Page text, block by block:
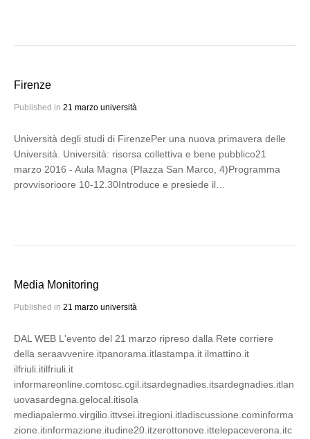
Firenze
Published in 21 marzo università
Università degli studi di FirenzePer una nuova primavera delle
Università. Università: risorsa collettiva e bene pubblico21
marzo 2016 - Aula Magna (PIazza San Marco, 4)Programma
provvisorioore 10-12.30Introduce e presiede il…
Media Monitoring
Published in 21 marzo università
DAL WEB L'evento del 21 marzo ripreso dalla Rete corriere
della seraavvenire.itpanorama.itlastampa.it ilmattino.it
ilfriuli.itilfriuli.it
informareonline.comtosc.cgil.itsardegnadies.itsardegnadies.itlan
uovasardegna.gelocal.itisola
mediapalermo.virgilio.ittvsei.itregioni.itladiscussione.cominforma
zione.itinformazione.itudine20.itzerottonove.ittelepaceverona.itc